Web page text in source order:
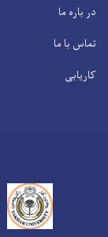
در باره ما
تماس با ما
کاریابی